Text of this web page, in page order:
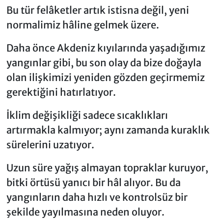
Bu tür felâketler artık istisna değil, yeni
normalimiz hâline gelmek üzere.
Daha önce Akdeniz kıyılarında yaşadığımız
yangınlar gibi, bu son olay da bize doğayla
olan ilişkimizi yeniden gözden geçirmemiz
gerektiğini hatırlatıyor.
İklim değişikliği sadece sıcaklıkları
artırmakla kalmıyor; aynı zamanda kuraklık
sürelerini uzatıyor.
Uzun süre yağış almayan topraklar kuruyor,
bitki örtüsü yanıcı bir hâl alıyor. Bu da
yangınların daha hızlı ve kontrolsüz bir
şekilde yayılmasına neden oluyor.